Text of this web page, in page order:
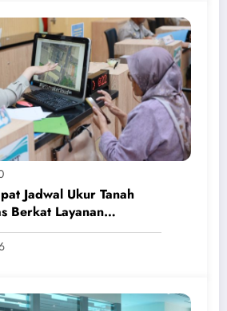
Jadwal Ukur Tanah
Berkat Layanan